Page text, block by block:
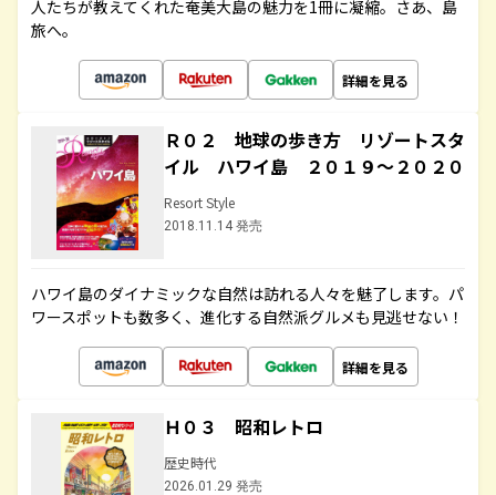
人たちが教えてくれた奄美大島の魅力を1冊に凝縮。さあ、島
旅へ。
詳細を見る
Ｒ０２ 地球の歩き方 リゾートスタ
イル ハワイ島 ２０１９～２０２０
Resort Style
2018.11.14 発売
ハワイ島のダイナミックな自然は訪れる人々を魅了します。パ
ワースポットも数多く、進化する自然派グルメも見逃せない！
詳細を見る
Ｈ０３ 昭和レトロ
歴史時代
2026.01.29 発売